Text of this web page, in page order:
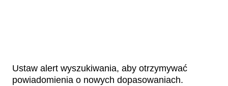
Ustaw alert wyszukiwania, aby otrzymywać
powiadomienia o nowych dopasowaniach.